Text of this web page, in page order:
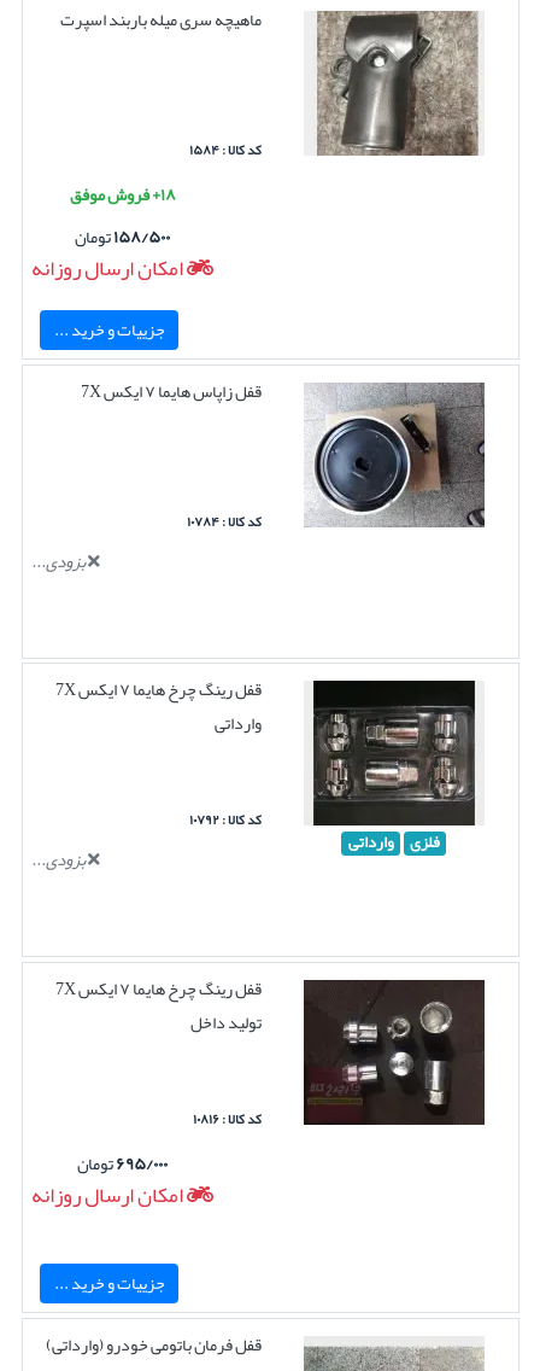
ماهیچه سری میله باربند اسپرت
کد کالا : ۱۵۸۴
۱۸+ فروش موفق
۱۵۸/۵۰۰تومان
امکان ارسال روزانه
جزییات و خرید ...
قفل زاپاس هایما ۷ ایکس 7X
کد کالا : ۱۰۷۸۴
بزودی...
فلزی وارداتی
قفل رینگ چرخ هایما ۷ ایکس 7X
وارداتی
کد کالا : ۱۰۷۹۲
بزودی...
قفل رینگ چرخ هایما ۷ ایکس 7X
تولید داخل
کد کالا : ۱۰۸۱۶
۶۹۵/۰۰۰تومان
امکان ارسال روزانه
جزییات و خرید ...
قفل فرمان باتومی خودرو (وارداتی)